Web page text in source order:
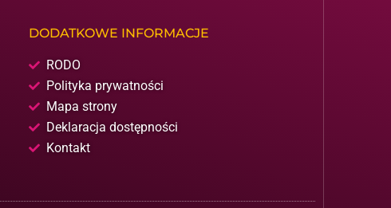
DODATKOWE INFORMACJE
RODO
Polityka prywatności
Mapa strony
Deklaracja dostępności
Kontakt